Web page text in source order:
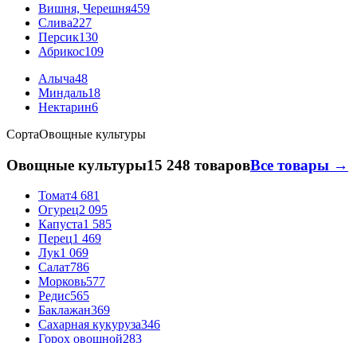
Вишня, Черешня459
Слива227
Персик130
Абрикос109
Алыча48
Миндаль18
Нектарин6
СортаОвощные культуры
Овощные культуры15 248 товаровВсе товары →
Томат4 681
Огурец2 095
Капуста1 585
Перец1 469
Лук1 069
Салат786
Морковь577
Редис565
Баклажан369
Сахарная кукуруза346
Горох овощной283